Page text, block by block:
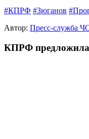
#КПРФ #Зюганов
Автор: Пресс-служба
КПРФ предложила